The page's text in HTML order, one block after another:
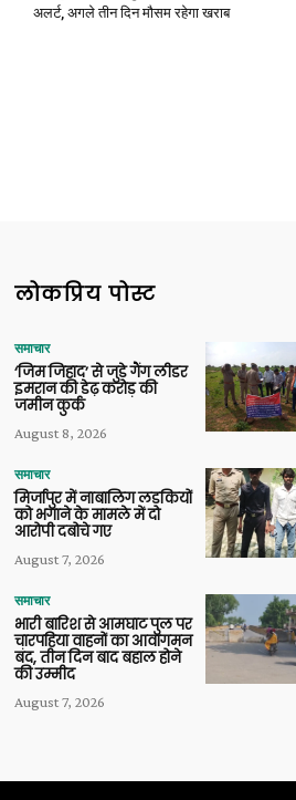
अलर्ट, अगले तीन दिन मौसम रहेगा खराब
लोकप्रिय पोस्ट
समाचार
‘जिम जिहाद’ से जुड़े गैंग लीडर
इमरान की डेढ़ करोड़ की
जमीन कुर्क
August 8, 2026
समाचार
मिर्जापुर में नाबालिग लड़कियों
को भगाने के मामले में दो
आरोपी दबोचे गए
August 7, 2026
समाचार
भारी बारिश से आमघाट पुल पर
चारपहिया वाहनों का आवागमन
बंद, तीन दिन बाद बहाल होने
की उम्मीद
August 7, 2026